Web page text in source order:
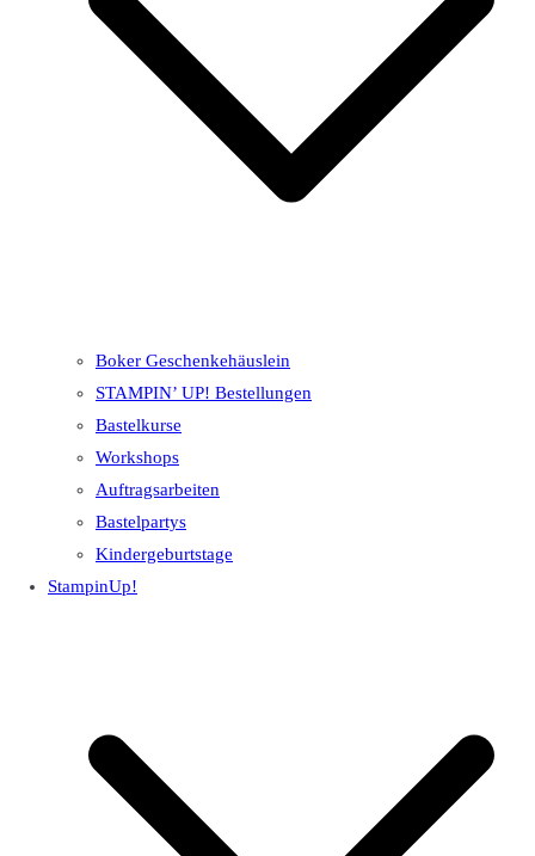
Boker Geschenkehäuslein
STAMPIN’ UP! Bestellungen
Bastelkurse
Workshops
Auftragsarbeiten
Bastelpartys
Kindergeburtstage
StampinUp!